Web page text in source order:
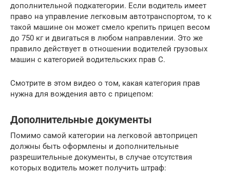
дополнительной подкатегории. Если водитель имеет
право на управление легковым автотранспортом, то к
такой машине он может смело крепить прицеп весом
до 750 кг и двигаться в любом направлении. Это же
правило действует в отношении водителей грузовых
машин с категорией водительских прав С.
Смотрите в этом видео о том, какая категория прав
нужна для вождения авто с прицепом:
Дополнительные документы
Помимо самой категории на легковой автоприцеп
должны быть оформлены и дополнительные
разрешительные документы, в случае отсутствия
которых водитель может получить штраф: